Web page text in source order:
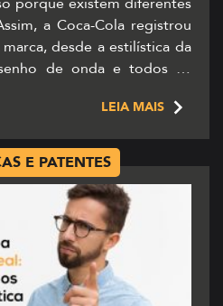
a Coca-Cola registrou
desde a estilística da
de onda e todos os
ser identificadas […]
LEIA MAIS
E PATENTES